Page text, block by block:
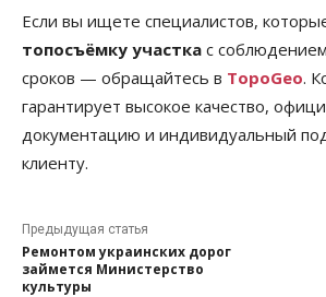
Если вы ищете специалистов,
топосъёмку участка с
сроков — обращайтесь в TopoGeo.
гарантирует высокое качество,
документацию и индивидуальный
клиенту.
Предыдущая статья
Ремонтом украинских дорог
займется Министерство
культуры